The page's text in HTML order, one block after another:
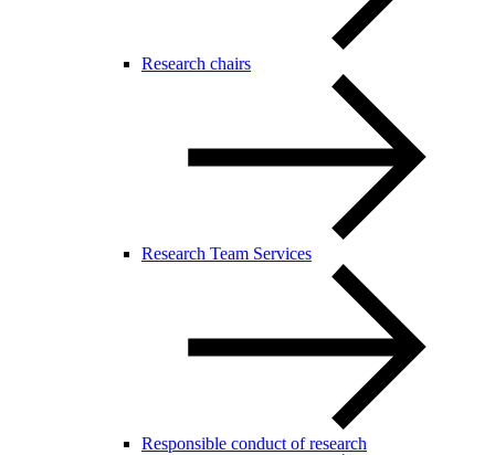
Research chairs
Research Team Services
Responsible conduct of research